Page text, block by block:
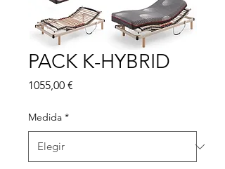
PACK K-HYBRID
1055,00 €
Medida *